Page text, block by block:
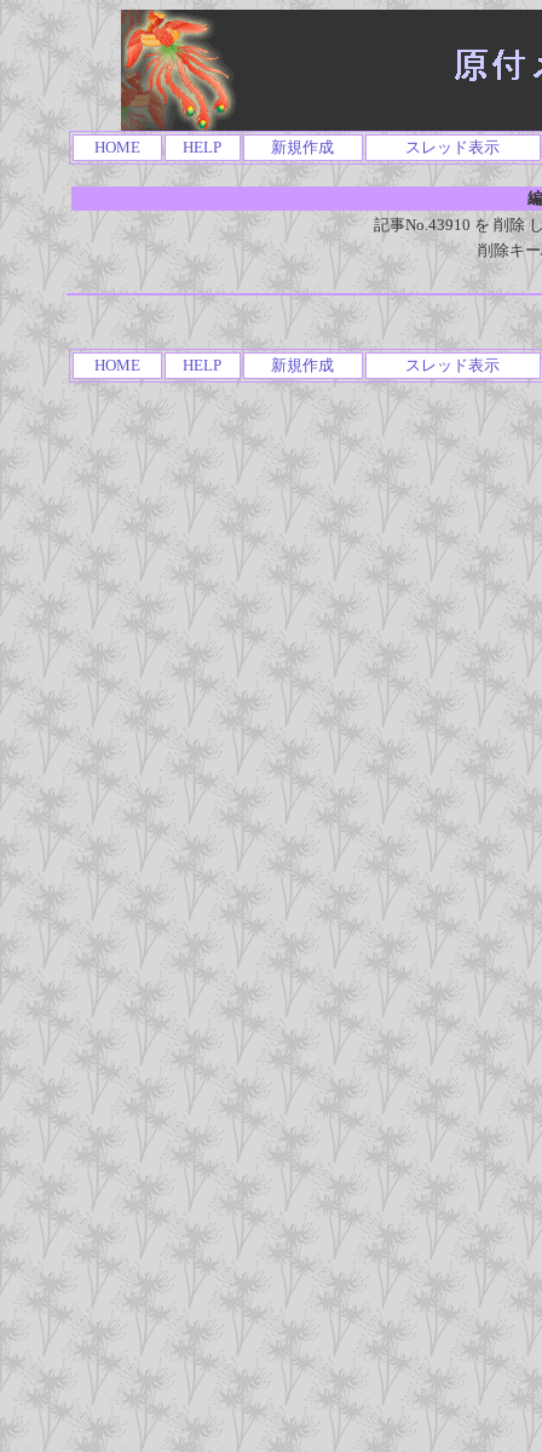
HOME HELP 新規作成 スレッド表示
記事No.43910 を 削除
削除キ
HOME HELP 新規作成 スレッド表示